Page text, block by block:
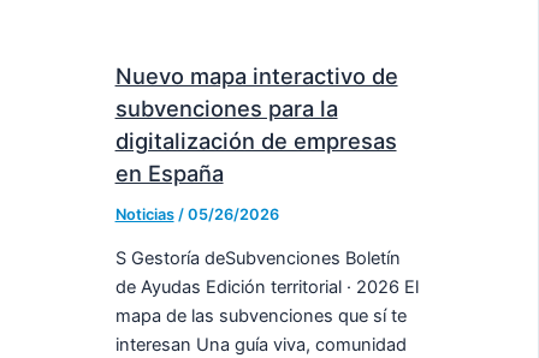
Nuevo mapa interactivo de
subvenciones para la
digitalización de empresas
en España
Noticias/ 05/26/2026
S Gestoría deSubvenciones Boletín
de Ayudas Edición territorial · 2026 El
mapa de las subvenciones que sí te
interesan Una guía viva, comunidad